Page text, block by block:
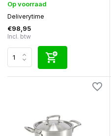
Op voorraad
Deliverytime
€98,95
Incl. btw